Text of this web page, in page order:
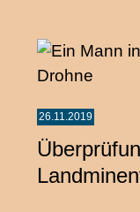
26.11.2019